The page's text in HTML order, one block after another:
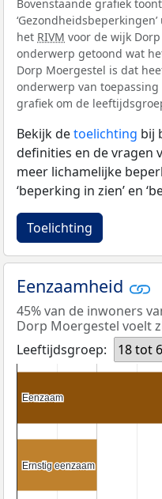
Bovenstaande grafiek
het RIVM voor de wijk
onderwerp getoond wat
Dorp Moergestel is dat
onderwerp van
grafiek om de
Bekijk detoelichting bij
definities en de vragen
meer lichamelijke
‘beperking in zien’ en
Toelichting
Eenzaamheid
45% van de inwoners
Dorp Moergestel voelt
Leeftijdsgroep:
18 tot
Eenzaam
Eenzaam
Ernstig eenzaam
Ernstig eenzaam